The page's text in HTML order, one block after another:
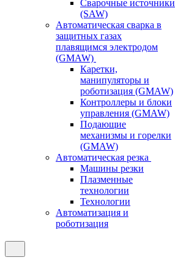
Сварочные источники
(SAW)
Автоматическая сварка в
защитных газах
плавящимся электродом
(GMAW)
Каретки,
манипуляторы и
роботизация (GMAW)
Контроллеры и блоки
управления (GMAW)
Подающие
механизмы и горелки
(GMAW)
Автоматическая резка
Машины резки
Плазменные
технологии
Технологии
Автоматизация и
роботизация